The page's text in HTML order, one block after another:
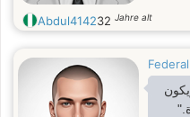
Abdul414232 Jahre alt